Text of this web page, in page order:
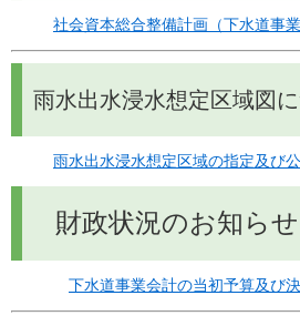
社会資本総合整備計画（下水道事
雨水出水浸水想定区域図
雨水出水浸水想定区域の指定及び
財政状況のお知らせ
下水道事業会計の当初予算及び